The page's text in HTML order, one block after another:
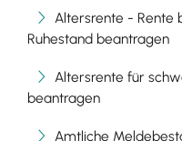
Altersrente - Rente
Ruhestand beantragen
Altersrente für
beantragen
Amtliche